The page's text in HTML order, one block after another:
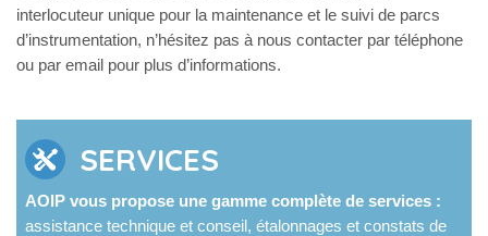
interlocuteur unique pour la maintenance et le suivi de parcs
d’instrumentation, n’hésitez pas à nous contacter par téléphone
ou par email pour plus d’informations.
SERVICES
AOIP vous propose une gamme complète de services :
assistance technique et conseil, étalonnages et constats de